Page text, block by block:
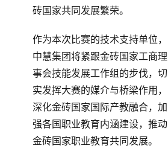
砖国家共同发展繁荣。
作为本次比赛的技术支持单位，
中慧集团将紧跟金砖国家工商理
事会技能发展工作组的步伐，切
实发挥大赛的媒介与桥梁作用，
深化金砖国家国际产教融合，加
强各国职业教育内涵建设，推动
金砖国家职业教育共同发展。